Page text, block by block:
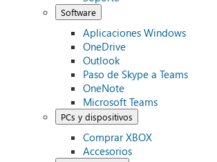
Software
Aplicaciones Windows
OneDrive
Outlook
Paso de Skype a Teams
OneNote
Microsoft Teams
PCs y dispositivos
Comprar XBOX
Accesorios